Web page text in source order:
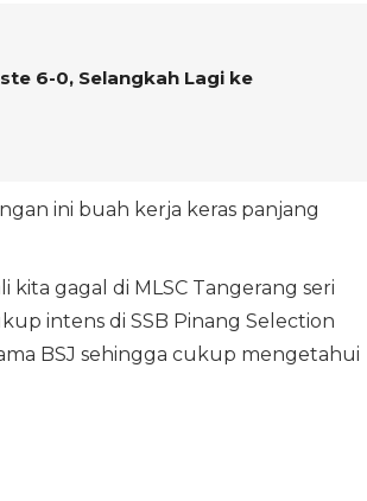
6-0, Selangkah Lagi ke
ini buah kerja keras panjang
gagal di MLSC Tangerang seri
intens di SSB Pinang Selection
BSJ sehingga cukup mengetahui